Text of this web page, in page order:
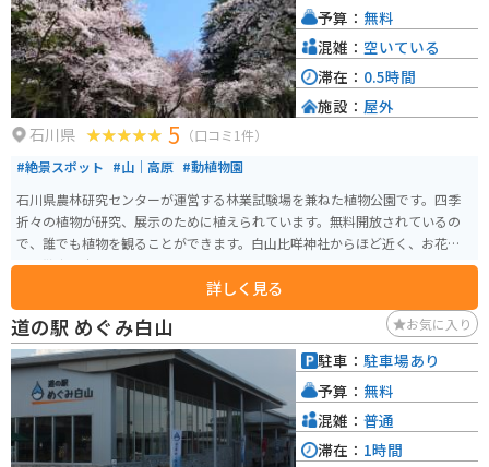
石川県 5 （口コミ1件）
#絶景スポット #山｜高原 #動植物園
石川県農林研究センターが運営する林業試験場を兼ねた植物公園です。四季
折々の植物が研究、展示のために植えられています。無料開放されているの
で、誰でも植物を観ることができます。白山比咩神社からほど近く、お花見
やお散歩の穴場スポットになっています。
詳しく見る
予算： 無料
混雑： 空いている
滞在： 0.5時間
施設： 屋外
道の駅 めぐみ白山 お気に入り
駐車： 駐車場あり
予算： 無料
混雑： 普通
滞在： 1時間